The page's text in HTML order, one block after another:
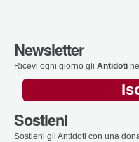
Newsletter
Ricevi ogni giorno gli Antidoti
Sostieni
Sostieni gli Antidoti con una